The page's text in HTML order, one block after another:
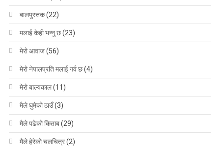
बालपुस्तक(22)
मलाई केही भन्नु छ(23)
मेरो आवाज(56)
मेरो नेपालप्रति मलाई गर्व छ(4)
मेरो बाल्यकाल(11)
मैले घुमेको ठाउँ(3)
मैले पढेको किताब(29)
मैले हेरेको चलचित्र(2)